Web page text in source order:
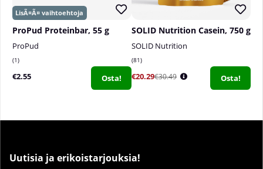
ProPud Proteinbar, 55 g
ProPud
1
€2.55 Osta!
SOLID Nutrition Casein, 750 g
SOLID Nutrition
81
€20.29€30.49 Osta!
Uutisia ja erikoistarjouksia!